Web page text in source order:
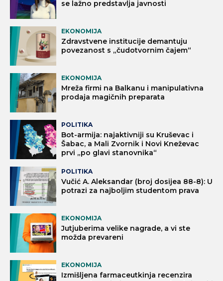
se lažno predstavlja javnosti
EKONOMIJA
Zdravstvene institucije demantuju
povezanost s „čudotvornim čajem“
EKONOMIJA
Mreža firmi na Balkanu i manipulativna
prodaja magičnih preparata
POLITIKA
Bot-armija: najaktivniji su Kruševac i
Šabac, a Mali Zvornik i Novi Kneževac
prvi „po glavi stanovnika“
POLITIKA
Vučić A. Aleksandar (broj dosijea 88-8): U
potrazi za najboljim studentom prava
EKONOMIJA
Jutjuberima velike nagrade, a vi ste
možda prevareni
EKONOMIJA
Izmišljena farmaceutkinja recenzira